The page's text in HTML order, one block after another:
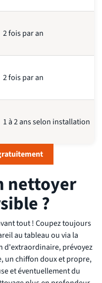
2 fois par an
2 fois par an
1 à 2 ans selon installation
nettoyer
?
tout ! Coupez toujours
au tableau ou via la
d'extraordinaire, prévoyez
un chiffon doux et propre,
et éventuellement du